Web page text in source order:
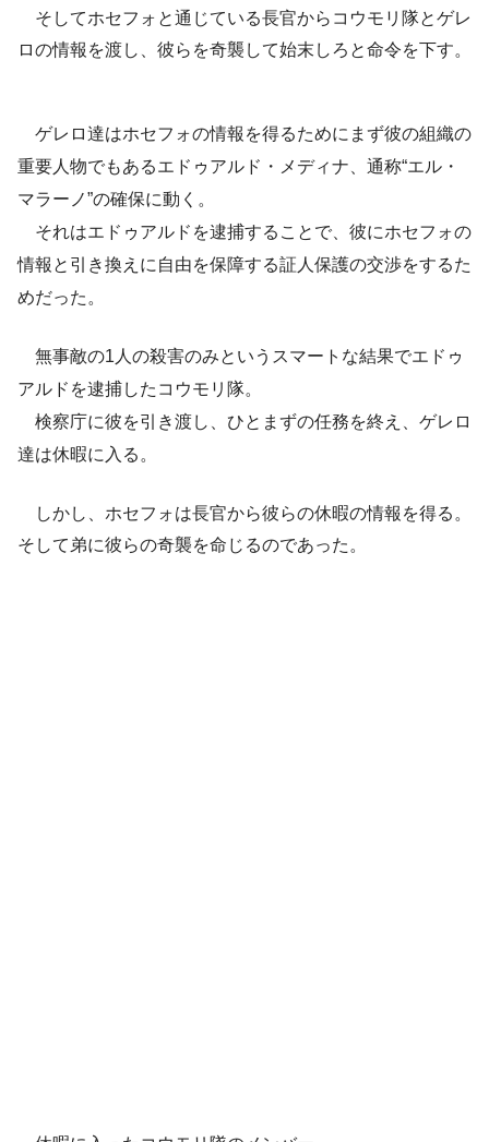
そしてホセフォと通じている長官からコウモリ隊とゲレ
ロの情報を渡し、彼らを奇襲して始末しろと命令を下す。
ゲレロ達はホセフォの情報を得るためにまず彼の組織の
重要人物でもあるエドゥアルド・メディナ、通称“エル・
マラーノ”の確保に動く。
それはエドゥアルドを逮捕することで、彼にホセフォの
情報と引き換えに自由を保障する証人保護の交渉をするた
めだった。
無事敵の1人の殺害のみというスマートな結果でエドゥ
アルドを逮捕したコウモリ隊。
検察庁に彼を引き渡し、ひとまずの任務を終え、ゲレロ
達は休暇に入る。
しかし、ホセフォは長官から彼らの休暇の情報を得る。
そして弟に彼らの奇襲を命じるのであった。